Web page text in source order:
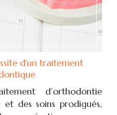
d'un traitement
d’orthodontie
des soins prodigués,